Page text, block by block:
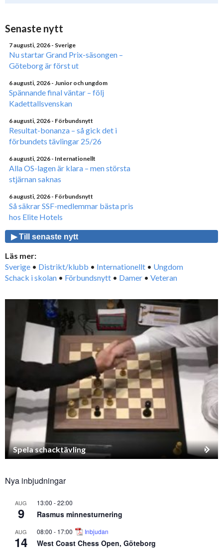
Senaste nytt
7 augusti, 2026 - Sverige
Nu startar Grand Prix-säsongen –
Göteborg är först ut
6 augusti, 2026 - Junior och ungdom
Spännande final väntar – följ
Kadettallsvenskan
6 augusti, 2026 - Förbundsnytt
Resultat-bonanza – så gick det i
förbundets tävlingar 25/26
6 augusti, 2026 - Internationellt
Alla OS-lagen är klara – men största
stjärnan saknas
6 augusti, 2026 - Förbundsnytt
Så säkrar SSF-medlemmar bästa pris
hos Elite Hotels
▶ Till senaste nytt
Läs mer:
Sverige • Distrikt/klubb • Internationellt • Ungdom
Schack i skolan • Förbundsnytt • Damer • Veteran
Spela schacktävling
Nya inbjudningar
AUG
9
13:00 -22:00
Rasmus minnesturnering
AUG
14
08:00 - 17:00 Inbjudan
West Coast Chess Open, Göteborg